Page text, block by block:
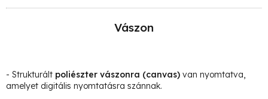
Vászon
- Strukturált poliészter vászonra (canvas) van nyomtatva,
amelyet digitális nyomtatásra szánnak.